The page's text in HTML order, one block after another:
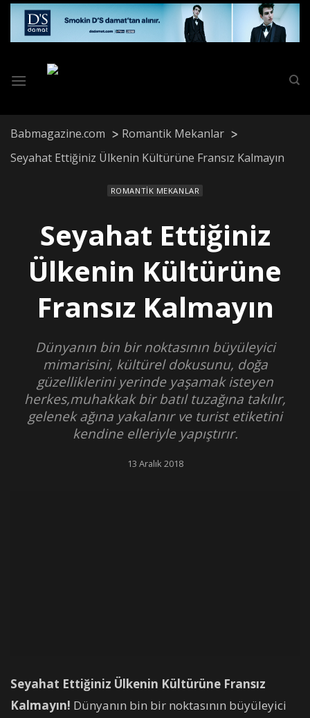
Skip
content
Babmagazine.com
Romantik Mekanlar
Seyahat Ettiğiniz Ülkenin Kültürüne Fransız Kalmayın
ROMANTIK MEKANLAR
Seyahat Ettiğiniz
Ülkenin Kültürüne
Fransız Kalmayın
Dünyanın bin bir noktasının büyüleyici
mimarisini, kültürel dokusunu, doğa
güzelliklerini yerinde yaşamak isteyen
herkes,muhakkak bir batıl tuzağına takılır,
gelenek ağına yakalanır ve turist etiketini
kendine elleriyle yapıştırır.
13 Aralık 2018
Seyahat Ettiğiniz Ülkenin Kültürüne Fransız
Kalmayın! Dünyanın bin bir noktasının büyüleyici